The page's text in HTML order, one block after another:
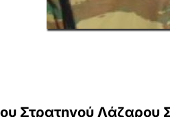
Στρατηγού Λάζαρου